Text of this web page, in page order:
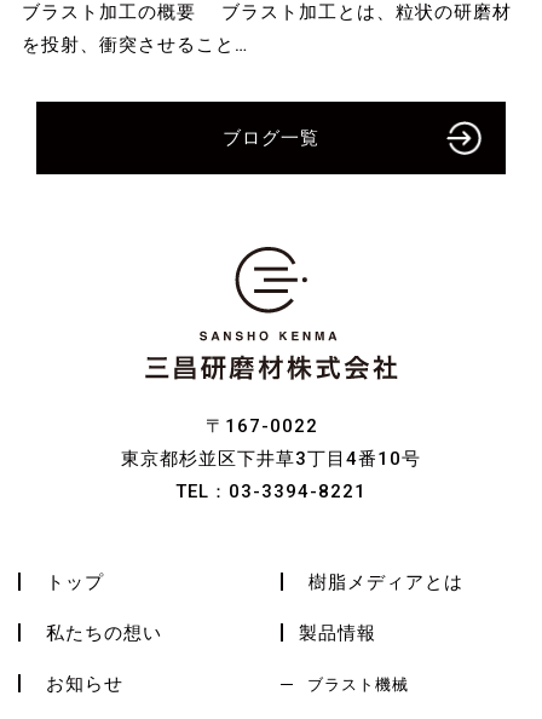
ブラスト加工の概要 ブラスト加工とは、粒状の研磨材
を投射、衝突させること…
ブログ一覧
〒167-0022
東京都杉並区下井草3丁目4番10号
TEL： 03-3394-8221
トップ
私たちの想い
お知らせ
樹脂メディアとは
製品情報
ブラスト機械